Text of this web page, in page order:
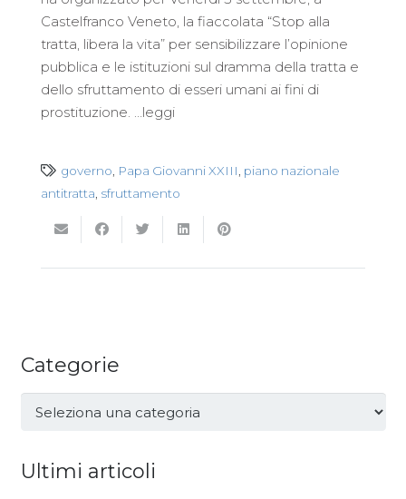
Castelfranco Veneto, la fiaccolata “Stop alla
tratta, libera la vita” per sensibilizzare l’opinione
pubblica e le istituzioni sul dramma della tratta e
dello sfruttamento di esseri umani ai fini di
prostituzione. …leggi
governo, Papa Giovanni XXIII, piano nazionale
antitratta, sfruttamento
Categorie
Categorie
Ultimi articoli